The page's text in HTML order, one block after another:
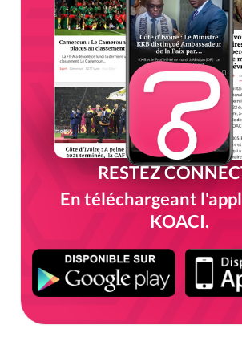
RESTEZ
En téléchargeant
KOACI.